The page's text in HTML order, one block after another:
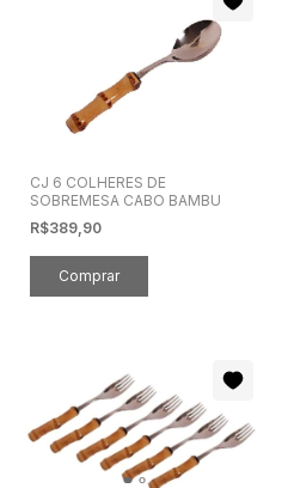
CJ 6 COLHERES DE
SOBREMESA CABO BAMBU
R$389,90